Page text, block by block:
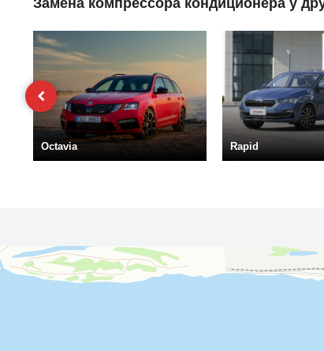
Замена компрессора кондиционера у
Octavia Rapid